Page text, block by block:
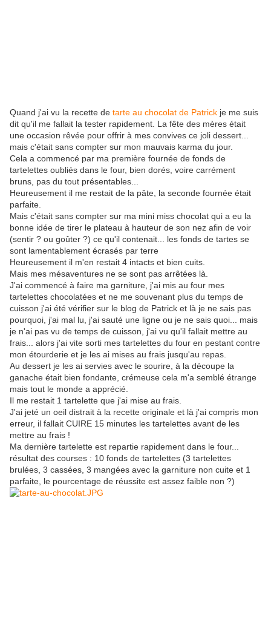
Quand j'ai vu la recette de tarte au chocolat de Patrick je me suis
dit qu'il me fallait la tester rapidement. La fête des mères était
une occasion rêvée pour offrir à mes convives ce joli dessert...
mais c'était sans compter sur mon mauvais karma du jour.
Cela a commencé par ma première fournée de fonds de
tartelettes oubliés dans le four, bien dorés, voire carrément
bruns, pas du tout présentables...
Heureusement il me restait de la pâte, la seconde fournée était
parfaite.
Mais c'était sans compter sur ma mini miss chocolat qui a eu la
bonne idée de tirer le plateau à hauteur de son nez afin de voir
(sentir ? ou goûter ?) ce qu'il contenait... les fonds de tartes se
sont lamentablement écrasés par terre
Heureusement il m'en restait 4 intacts et bien cuits.
Mais mes mésaventures ne se sont pas arrêtées là.
J'ai commencé à faire ma garniture, j'ai mis au four mes
tartelettes chocolatées et ne me souvenant plus du temps de
cuisson j'ai été vérifier sur le blog de Patrick et là je ne sais pas
pourquoi, j'ai mal lu, j'ai sauté une ligne ou je ne sais quoi... mais
je n'ai pas vu de temps de cuisson, j'ai vu qu'il fallait mettre au
frais... alors j'ai vite sorti mes tartelettes du four en pestant contre
mon étourderie et je les ai mises au frais jusqu'au repas.
Au dessert je les ai servies avec le sourire, à la découpe la
ganache était bien fondante, crémeuse cela m'a semblé étrange
mais tout le monde a apprécié.
Il me restait 1 tartelette que j'ai mise au frais.
J'ai jeté un oeil distrait à la recette originale et là j'ai compris mon
erreur, il fallait CUIRE 15 minutes les tartelettes avant de les
mettre au frais !
Ma dernière tartelette est repartie rapidement dans le four...
résultat des courses : 10 fonds de tartelettes (3 tartelettes
brulées, 3 cassées, 3 mangées avec la garniture non cuite et 1
parfaite, le pourcentage de réussite est assez faible non ?)